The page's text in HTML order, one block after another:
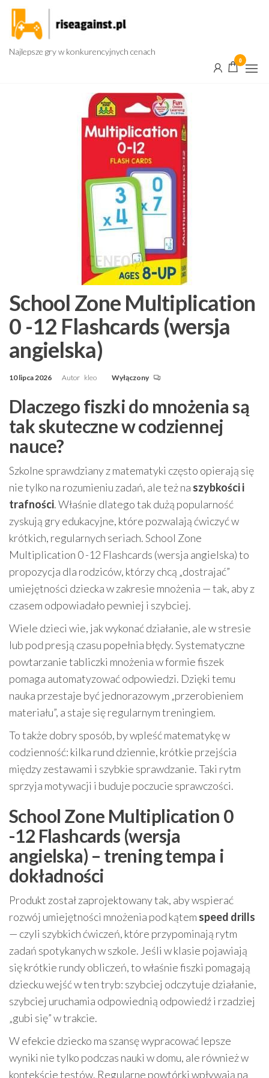
Przejdź
treści
Najlepsze gry w konkurencyjnych cenach
0
School Zone Multiplication
0 -12 Flashcards (wersja
angielska)
10 lipca 2026 Autor kleo Wyłączony
Dlaczego fiszki do mnożenia są
tak skuteczne w codziennej
nauce?
Szkolne sprawdziany z matematyki często opierają się
nie tylko na rozumieniu zadań, ale też na szybkości i
trafności. Właśnie dlatego tak dużą popularność
zyskują gry edukacyjne, które pozwalają ćwiczyć w
krótkich, regularnych seriach. School Zone
Multiplication 0 -12 Flashcards (wersja angielska) to
propozycja dla rodziców, którzy chcą „dostrajać”
umiejętności dziecka w zakresie mnożenia — tak, aby z
czasem odpowiadało pewniej i szybciej.
Wiele dzieci wie, jak wykonać działanie, ale w stresie
lub pod presją czasu popełnia błędy. Systematyczne
powtarzanie tabliczki mnożenia w formie fiszek
pomaga automatyzować odpowiedzi. Dzięki temu
nauka przestaje być jednorazowym „przerobieniem
materiału”, a staje się regularnym treningiem.
To także dobry sposób, by wpleść matematykę w
codzienność: kilka rund dziennie, krótkie przejścia
między zestawami i szybkie sprawdzanie. Taki rytm
sprzyja motywacji i buduje poczucie sprawczości.
School Zone Multiplication 0
-12 Flashcards (wersja
angielska) – trening tempa i
dokładności
Produkt został zaprojektowany tak, aby wspierać
rozwój umiejętności mnożenia pod kątem speed drills
— czyli szybkich ćwiczeń, które przypominają rytm
zadań spotykanych w szkole. Jeśli w klasie pojawiają
się krótkie rundy obliczeń, to właśnie fiszki pomagają
dziecku wejść w ten tryb: szybciej odczytuje działanie,
szybciej uruchamia odpowiednią odpowiedź i rzadziej
„gubi się” w trakcie.
W efekcie dziecko ma szansę wypracować lepsze
wyniki nie tylko podczas nauki w domu, ale również w
kontekście testów. Regularne powtórki wpływają na